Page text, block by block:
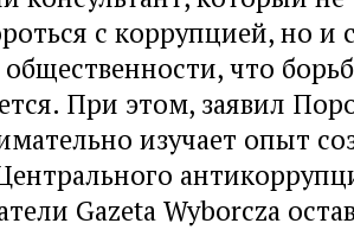
с коррупцией, но и
что
При этом, заявил
изучает опыт
Gazeta Wyborcza